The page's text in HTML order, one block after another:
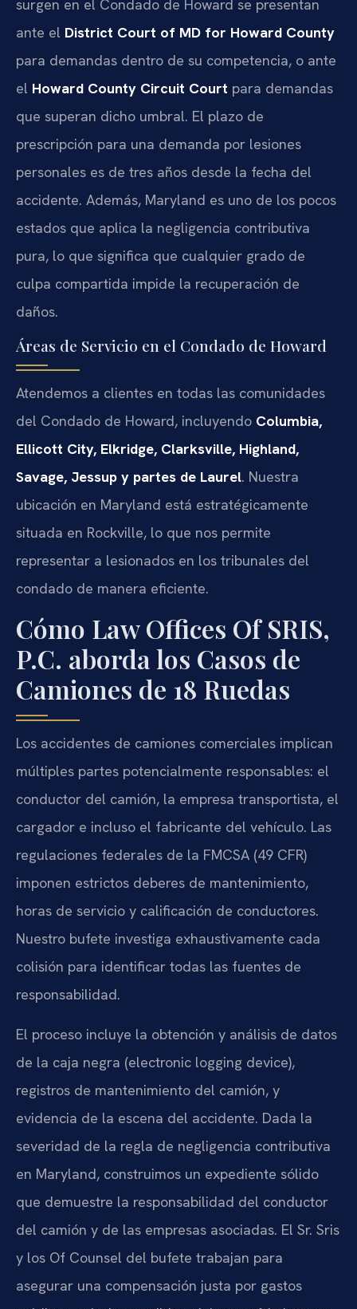
surgen en el Condado de Howard se presentan
ante el District Court of MD for Howard County
para demandas dentro de su competencia, o ante
el Howard County Circuit Court para demandas
que superan dicho umbral. El plazo de
prescripción para una demanda por lesiones
personales es de tres años desde la fecha del
accidente. Además, Maryland es uno de los pocos
estados que aplica la negligencia contributiva
pura, lo que significa que cualquier grado de
culpa compartida impide la recuperación de
daños.
Áreas de Servicio en el Condado de Howard
Atendemos a clientes en todas las comunidades
del Condado de Howard, incluyendo Columbia,
Ellicott City, Elkridge, Clarksville, Highland,
Savage, Jessup y partes de Laurel. Nuestra
ubicación en Maryland está estratégicamente
situada en Rockville, lo que nos permite
representar a lesionados en los tribunales del
condado de manera eficiente.
Cómo Law Offices Of SRIS,
P.C. aborda los Casos de
Camiones de 18 Ruedas
Los accidentes de camiones comerciales implican
múltiples partes potencialmente responsables: el
conductor del camión, la empresa transportista, el
cargador e incluso el fabricante del vehículo. Las
regulaciones federales de la FMCSA (49 CFR)
imponen estrictos deberes de mantenimiento,
horas de servicio y calificación de conductores.
Nuestro bufete investiga exhaustivamente cada
colisión para identificar todas las fuentes de
responsabilidad.
El proceso incluye la obtención y análisis de datos
de la caja negra (electronic logging device),
registros de mantenimiento del camión, y
evidencia de la escena del accidente. Dada la
severidad de la regla de negligencia contributiva
en Maryland, construimos un expediente sólido
que demuestre la responsabilidad del conductor
del camión y de las empresas asociadas. El Sr. Sris
y los Of Counsel del bufete trabajan para
asegurar una compensación justa por gastos